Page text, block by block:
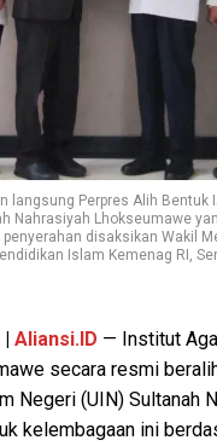
langsung Perpres Alih Bentuk
Nahrasiyah Lhokseumawe
penyerahan disaksikan Wakil
Islam Kemenag RI,
Aliansi.ID — Institut
secara resmi
Negeri (UIN) Sultanah
kelembagaan ini